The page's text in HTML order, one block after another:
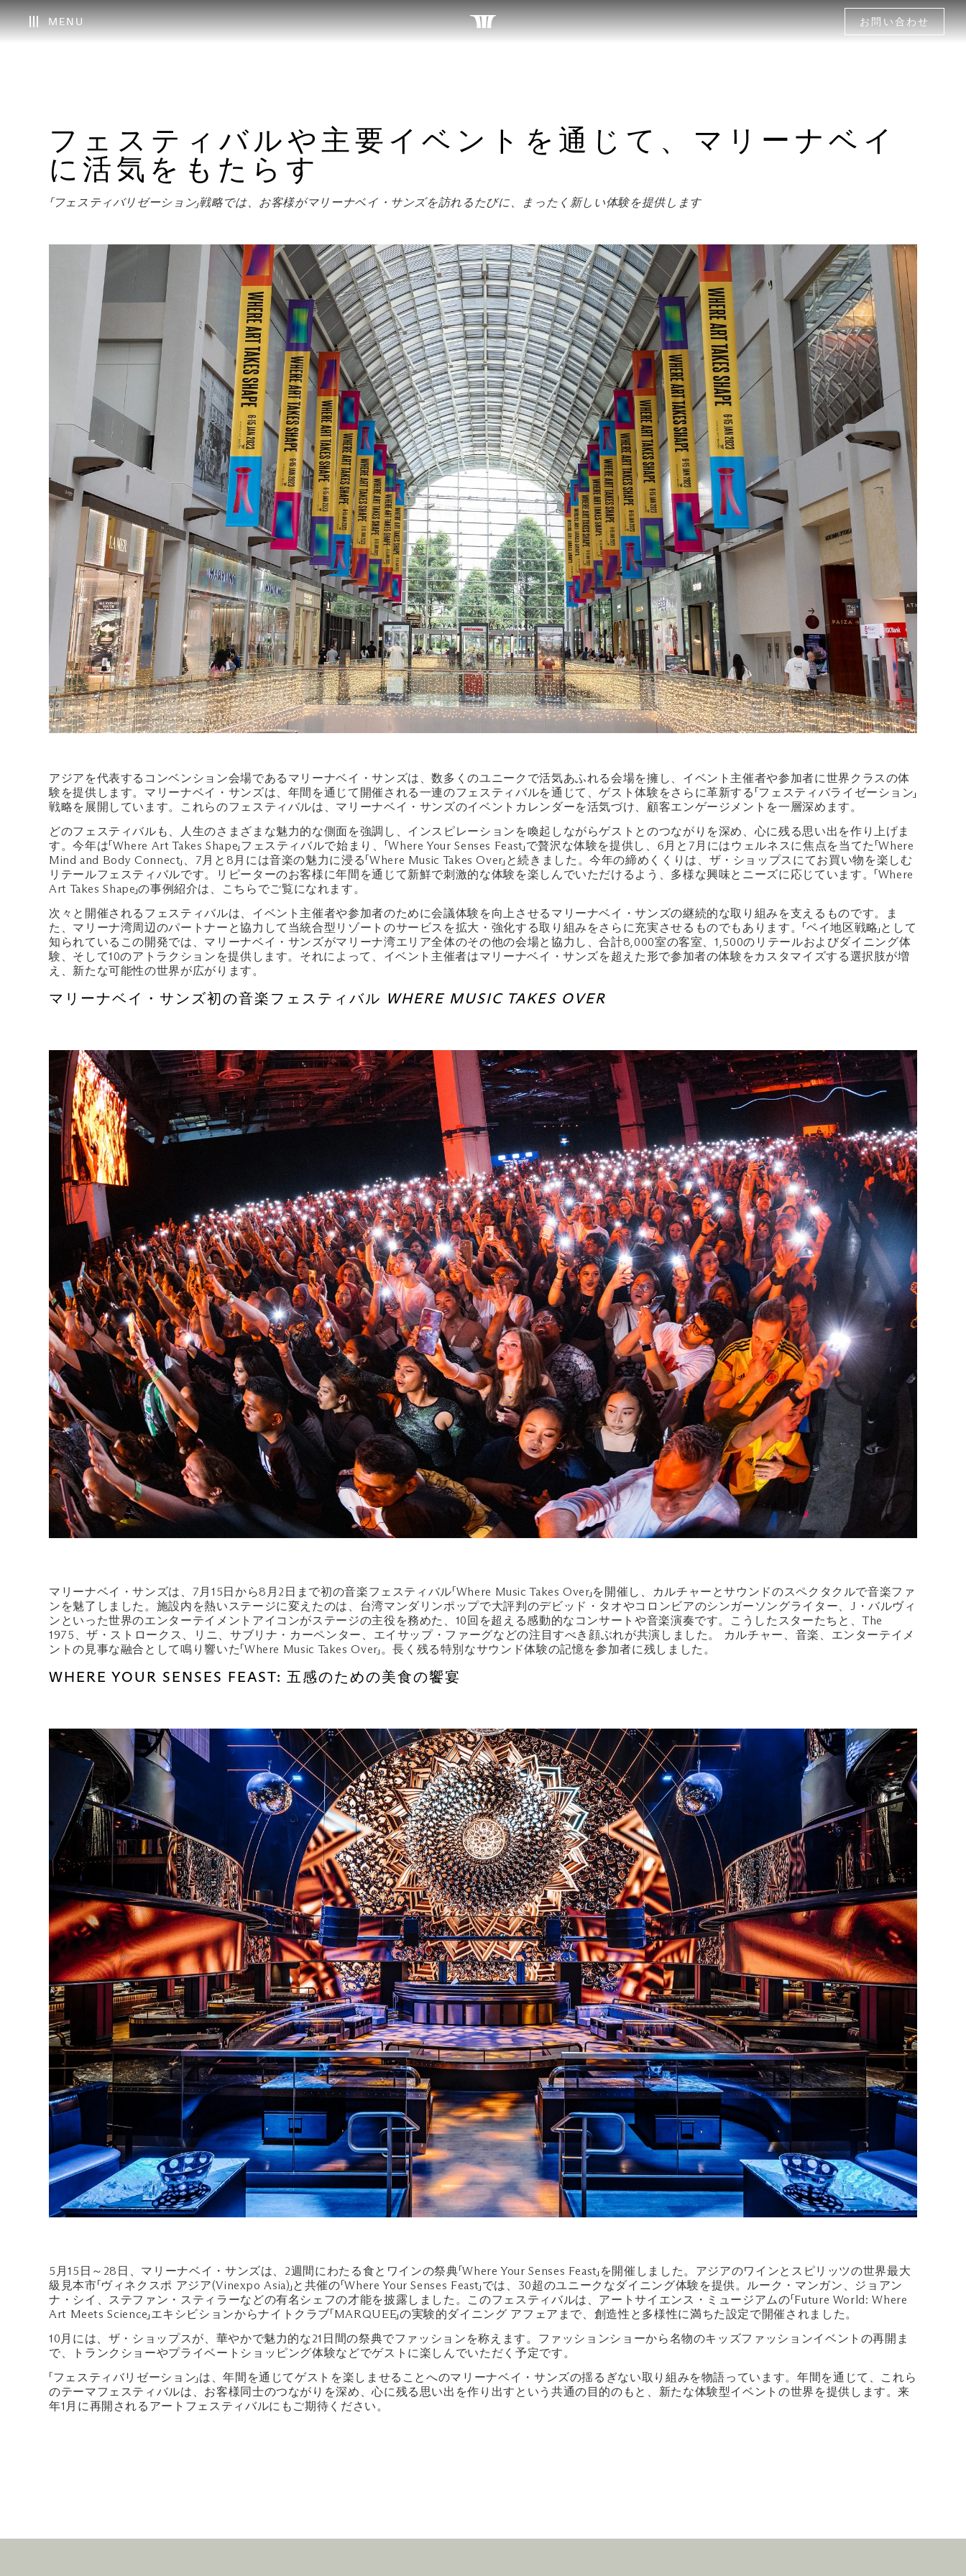
MENU お問い合わせ
フェスティバルや主要イベントを通じて、マリーナベイ
に活気をもたらす
「フェスティバリゼーション」戦略では、お客様がマリーナベイ・サンズを訪れるたびに、まったく新しい体験を提供します
アジアを代表するコンベンション会場であるマリーナベイ・サンズは、数多くのユニークで活気あふれる会場を擁し、イベント主催者や参加者に世界クラスの体
験を提供します。マリーナベイ・サンズは、年間を通じて開催される一連のフェスティバルを通じて、ゲスト体験をさらに革新する「フェスティバライゼーション」
戦略を展開しています。これらのフェスティバルは、マリーナベイ・サンズのイベントカレンダーを活気づけ、顧客エンゲージメントを一層深めます。
どのフェスティバルも、人生のさまざまな魅力的な側面を強調し、インスピレーションを喚起しながらゲストとのつながりを深め、心に残る思い出を作り上げま
す。今年は「Where Art Takes Shape」フェスティバルで始まり、「Where Your Senses Feast」で贅沢な体験を提供し、6月と7月にはウェルネスに焦点を当てた「Where
Mind and Body Connect」、7月と8月には音楽の魅力に浸る「Where Music Takes Over」と続きました。今年の締めくくりは、ザ・ショップスにてお買い物を楽しむ
リテールフェスティバルです。リピーターのお客様に年間を通じて新鮮で刺激的な体験を楽しんでいただけるよう、多様な興味とニーズに応じています。「Where
Art Takes Shape」の事例紹介は、こちらでご覧になれます。
次々と開催されるフェスティバルは、イベント主催者や参加者のために会議体験を向上させるマリーナベイ・サンズの継続的な取り組みを支えるものです。ま
た、マリーナ湾周辺のパートナーと協力して当統合型リゾートのサービスを拡大・強化する取り組みをさらに充実させるものでもあります。「ベイ地区戦略」として
知られているこの開発では、マリーナベイ・サンズがマリーナ湾エリア全体のその他の会場と協力し、合計8,000室の客室、1,500のリテールおよびダイニング体
験、そして10のアトラクションを提供します。それによって、イベント主催者はマリーナベイ・サンズを超えた形で参加者の体験をカスタマイズする選択肢が増
え、新たな可能性の世界が広がります。
マリーナベイ・サンズ初の音楽フェスティバル WHERE MUSIC TAKES OVER
マリーナベイ・サンズは、7月15日から8月2日まで初の音楽フェスティバル「Where Music Takes Over」を開催し、カルチャーとサウンドのスペクタクルで音楽ファ
ンを魅了しました。施設内を熱いステージに変えたのは、台湾マンダリンポップで大評判のデビッド・タオやコロンビアのシンガーソングライター、J・バルヴィ
ンといった世界のエンターテイメントアイコンがステージの主役を務めた、10回を超える感動的なコンサートや音楽演奏です。こうしたスターたちと、The
1975、ザ・ストロークス、リニ、サブリナ・カーペンター、エイサップ・ファーグなどの注目すべき顔ぶれが共演しました。 カルチャー、音楽、エンターテイメ
ントの見事な融合として鳴り響いた「Where Music Takes Over」。長く残る特別なサウンド体験の記憶を参加者に残しました。
WHERE YOUR SENSES FEAST: 五感のための美食の饗宴
5月15日～28日、マリーナベイ・サンズは、2週間にわたる食とワインの祭典「Where Your Senses Feast」を開催しました。アジアのワインとスピリッツの世界最大
級見本市「ヴィネクスポ アジア(Vinexpo Asia)」と共催の「Where Your Senses Feast」では、30超のユニークなダイニング体験を提供。ルーク・マンガン、ジョアン
ナ・シイ、ステファン・スティラーなどの有名シェフの才能を披露しました。このフェスティバルは、アートサイエンス・ミュージアムの「Future World: Where
Art Meets Science」エキシビションからナイトクラブ「MARQUEE」の実験的ダイニング アフェアまで、創造性と多様性に満ちた設定で開催されました。
10月には、ザ・ショップスが、華やかで魅力的な21日間の祭典でファッションを称えます。ファッションショーから名物のキッズファッションイベントの再開ま
で、トランクショーやプライベートショッピング体験などでゲストに楽しんでいただく予定です。
「フェスティバリゼーション」は、年間を通じてゲストを楽しませることへのマリーナベイ・サンズの揺るぎない取り組みを物語っています。年間を通じて、これら
のテーマフェスティバルは、お客様同士のつながりを深め、心に残る思い出を作り出すという共通の目的のもと、新たな体験型イベントの世界を提供します。来
年1月に再開されるアートフェスティバルにもご期待ください。